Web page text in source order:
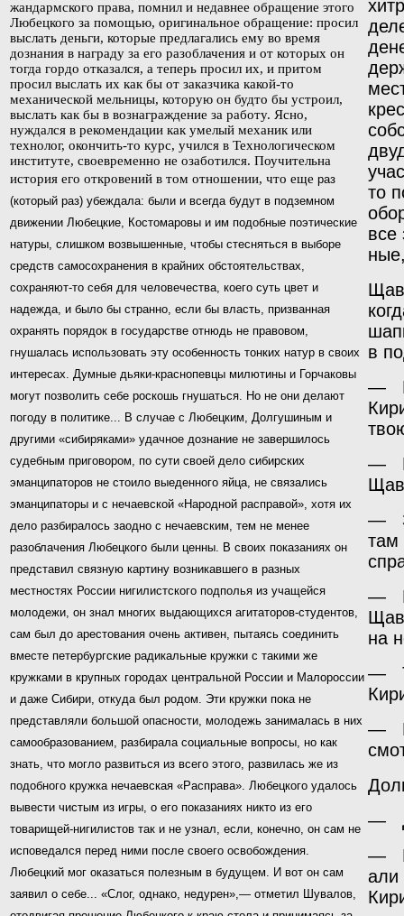
жандармского права, помнил и недавнее обращение этого
Любецкого за помощью, оригинальное обращение: просил
выслать деньги, которые предлагались ему во время
дознания в награду за его разоблачения и от которых он
тогда гордо отказался, а теперь просил их, и притом
просил выслать их как бы от заказчика какой-то
механической мельницы, которую он будто бы устроил,
выслать как бы в вознаграждение за работу. Ясно,
нуждался в рекомендации как умелый механик или
технолог, окончить-то курс, учился в Технологическом
институте, своевременно не озаботился. Поучительна
история его откровений в том отношении, что еще раз
(который раз) убеждала: были и всегда будут в под­земном
движении Любецкие, Костомаровы и им подобные поэтические
натуры, слишком возвышенные, чтобы стесняться в выборе
средств самосохранения в крайних обстоятельствах,
сохраняют-то себя для человечества, коего суть цвет и
надежда, и было бы странно, если бы власть, призванная
охранять порядок в государстве отнюдь не правовом,
гнушалась использовать эту особен­ность тонких натур в своих
интересах. Думные дьяки-краснопевцы милютины и Горчаковы
могут позволить себе роскошь гнушаться. Но не они делают
погоду в политике... В случае с Любецким, Долгушиным и
другими «сибиряками» удачное дознание не завершилось
судебным приговором, по сути своей дело сибирских
эманципаторов не стоило выеденного яйца, не связались
эманципаторы и с нечаевской «Народной расправой», хотя их
дело разбиралось заодно с нечаевским, тем не менее
разоблачения Любецкого были ценны. В своих показаниях он
представил связную картину возникавшего в разных
местностях России нигилистского подполья из учащейся
молодежи, он знал многих выдающихся агитаторов-студентов,
сам был до арестования очень активен, пытаясь соединить
вместе петербургские радикальные кружки с такими же
кружками в крупных городах центральной России и Малороссии
и даже Сибири, откуда был родом. Эти кружки пока не
представляли большой опасности, молодежь занималась в них
самообразованием, разбирала социальные вопросы, но как
знать, что могло развиться из всего этого, развилась же из
подобного кружка нечаевская «Расправа». Любецкого удалось
вывести чистым из игры, о его показаниях никто из его
товарищей-нигили­стов так и не узнал, если, конечно, он сам не
исповедался перед ними после своего освобождения.
Любецкий мог оказаться полезным в будущем. И вот он сам
заявил о себе... «Слог, однако, недурен»,— отметил Шувалов,
то
все
в
—
—
—
там
—
на
—
—
—
—
али